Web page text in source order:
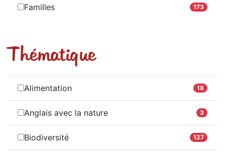
Familles 173
Thématique
Alimentation 18
Anglais avec la nature 3
Biodiversité 127